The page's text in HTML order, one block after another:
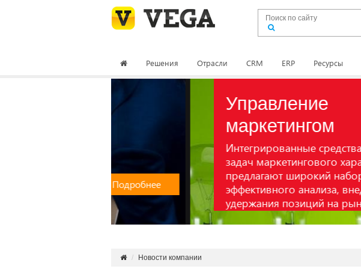
Решения Отрасли CRM ERP Ресурсы
Управление
маркетингом
Интегрированные средства для решения
задач маркетингового характера
предлагают широкий набор функций для
эффективного анализа, внедрения и
удержания позиций на рынке
Новости компании